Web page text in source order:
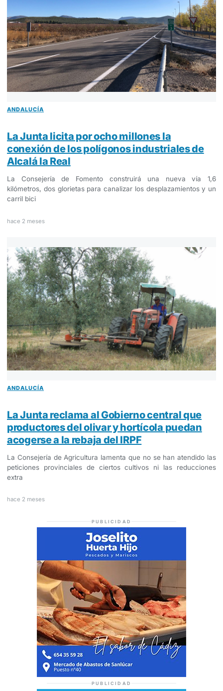
ANDALUCÍA
La Junta licita por ocho millones la
conexión de los polígonos industriales de
Alcalá la Real
La Consejería de Fomento construirá una nueva vía 1,6
kilómetros, dos glorietas para canalizar los desplazamientos y un
carril bici
hace 2 meses
ANDALUCÍA
La Junta reclama al Gobierno central que
productores del olivar y hortícola puedan
acogerse a la rebaja del IRPF
La Consejería de Agricultura lamenta que no se han atendido las
peticiones provinciales de ciertos cultivos ni las reducciones
extra
hace 2 meses
PUBLICIDAD
PUBLICIDAD